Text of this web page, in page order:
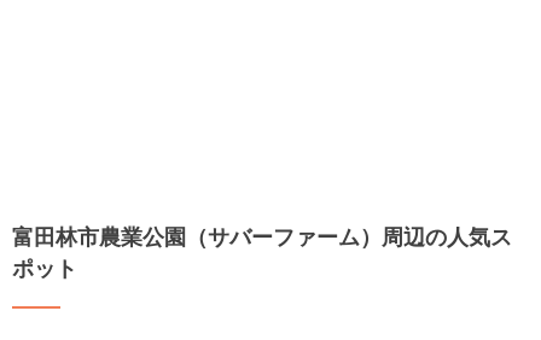
富田林市農業公園（サバーファーム）周辺の人気ス
ポット